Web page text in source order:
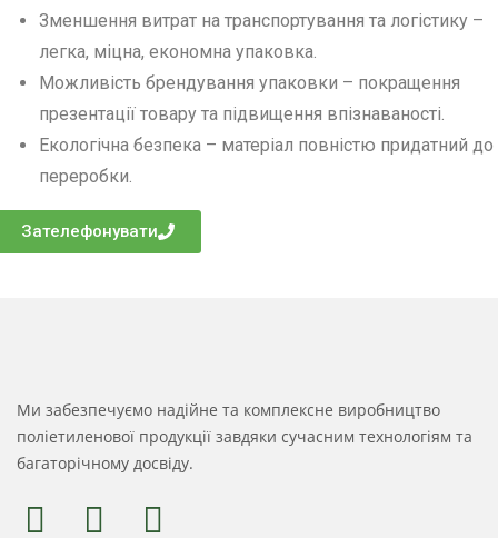
Зменшення витрат на транспортування та логістику –
легка, міцна, економна упаковка.
Можливість брендування упаковки – покращення
презентації товару та підвищення впізнаваності.
Екологічна безпека – матеріал повністю придатний до
переробки.
Зателефонувати
Ми забезпечуємо надійне та комплексне виробництво
поліетиленової продукції завдяки сучасним технологіям та
багаторічному досвіду.